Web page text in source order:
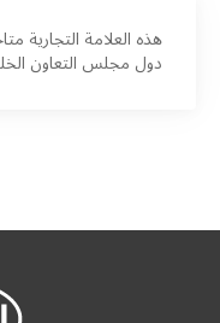
هذه العلامة التجارية
دول مجلس التعاون